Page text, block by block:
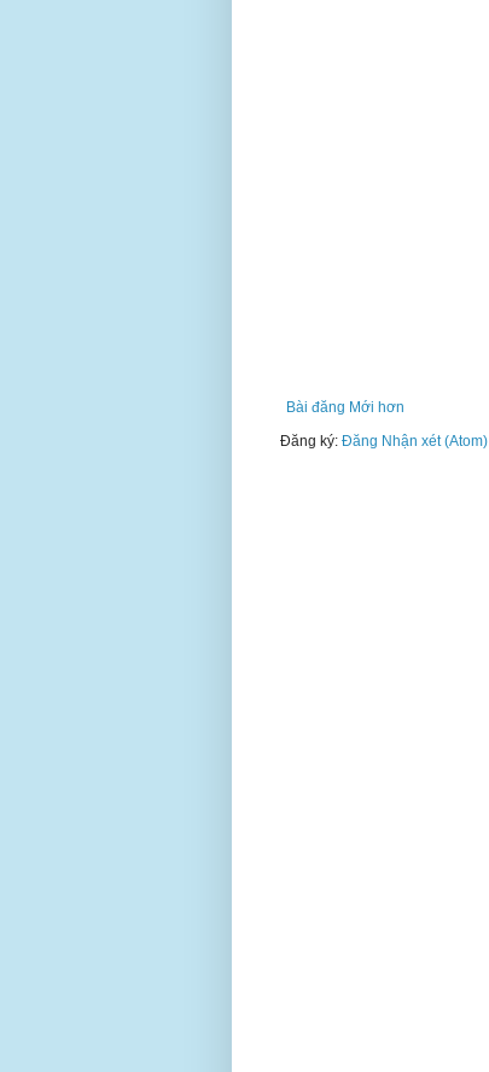
Bài đăng Mới hơn
Đăng ký: Đăng Nhận xét (Atom)